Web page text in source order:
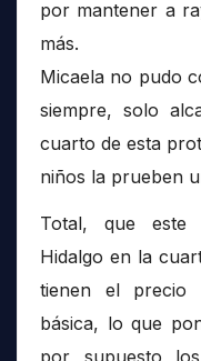
por mantener a
más.
Micaela no pudo
siempre, solo
cuarto de esta
niños la prueben
Total, que este
Hidalgo en la
tienen el precio
básica, lo que